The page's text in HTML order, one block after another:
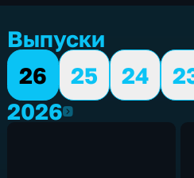
5 сезонов, 794 выпуска
Выпуски
26
25 24
20262026